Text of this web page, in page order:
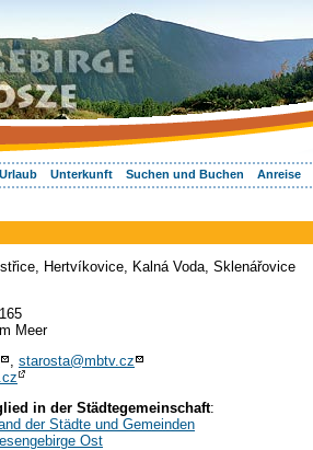
Urlaub Unterkunft Suchen und Buchen Anreise
Hertvíkovice, Kalná Voda, Sklenářovice
Meer
starosta@mbtv.cz
in der Städtegemeinschaft:
der Städte und Gemeinden
Ost